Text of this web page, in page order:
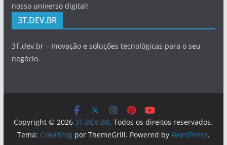
nosso universo digital!
3T.DEV.BR
3T.dev.br – Inovação e soluções tecnológicas para o seu
negócio.
Copyright © 20263T.DEV.BR. Todos os direitos reservados.
Tema: ColorMagpor ThemeGrill. Powered by WordPress.